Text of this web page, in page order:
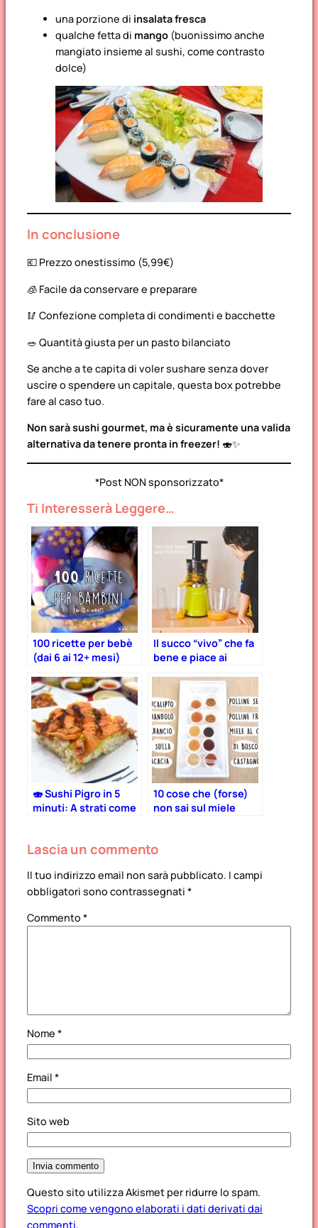
una porzione di insalata fresca
qualche fetta di mango (buonissimo anche
mangiato insieme al sushi, come contrasto
dolce)
In conclusione
💶 Prezzo onestissimo (5,99€)
🧊 Facile da conservare e preparare
🥢 Confezione completa di condimenti e bacchette
🥗 Quantità giusta per un pasto bilanciato
Se anche a te capita di voler sushare senza dover
uscire o spendere un capitale, questa box potrebbe
fare al caso tuo.
Non sarà sushi gourmet, ma è sicuramente una valida
alternativa da tenere pronta in freezer! 🍣✨
*Post NON sponsorizzato*
Ti Interesserà Leggere…
100 ricette per bebè
(dai 6 ai 12+ mesi)
Il succo “vivo” che fa
bene e piace ai
di frutta Essenzia
🍣 Sushi Pigro in 5
minuti: A strati come
10 cose che (forse)
non sai sul miele
Lascia un commento
Il tuo indirizzo email non sarà pubblicato. I campi
obbligatori sono contrassegnati *
Commento *
Nome *
Email *
Sito web
Questo sito utilizza Akismet per ridurre lo spam.
Scopri come vengono elaborati i dati derivati dai
commenti.